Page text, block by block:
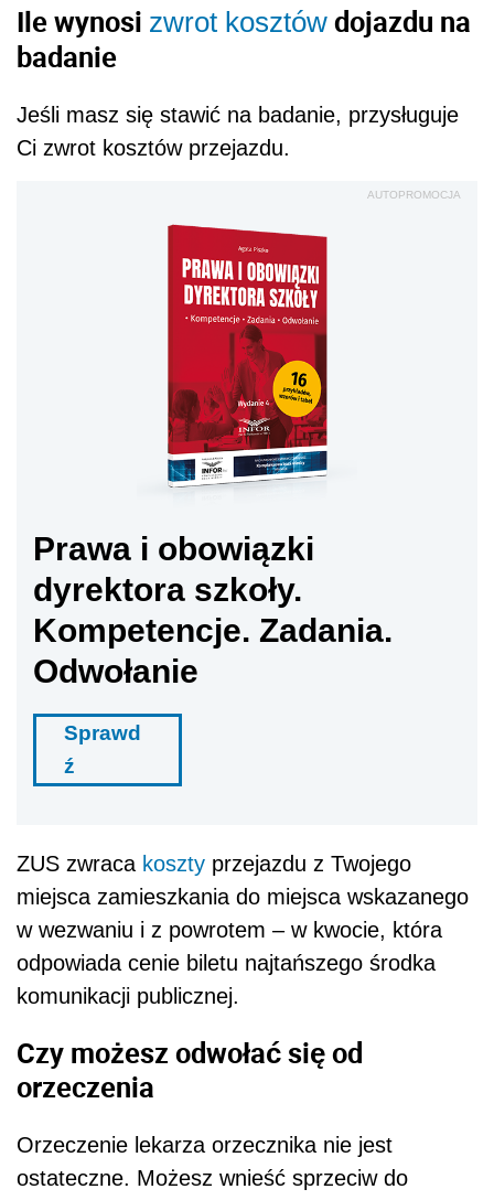
Ile wynosi zwrot kosztów dojazdu na
badanie
Jeśli masz się stawić na badanie, przysługuje
Ci zwrot kosztów przejazdu.
AUTOPROMOCJA
Prawa i obowiązki
dyrektora szkoły.
Kompetencje. Zadania.
Odwołanie
Sprawd
ź
ZUS zwraca koszty przejazdu z Twojego
miejsca zamieszkania do miejsca wskazanego
w wezwaniu i z powrotem – w kwocie, która
odpowiada cenie biletu najtańszego środka
komunikacji publicznej.
Czy możesz odwołać się od
orzeczenia
Orzeczenie lekarza orzecznika nie jest
ostateczne. Możesz wnieść sprzeciw do